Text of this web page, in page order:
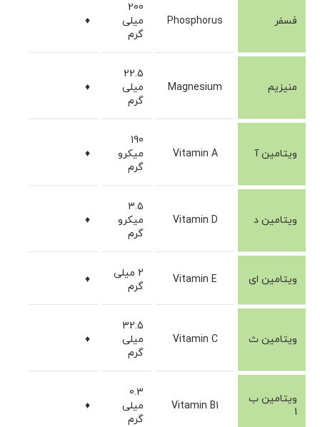
فسفر Phosphorus
200
میلی
گرم
♦
منیزیم Magnesium
22.5
میلی
گرم
♦
ویتامین آ Vitamin A
190
میکرو
گرم
♦
ویتامین د Vitamin D
3.5
میکرو
گرم
♦
ویتامین ای Vitamin E
2 میلی
گرم
♦
ویتامین ث Vitamin C
32.5
میلی
گرم
♦
ویتامین ب
1
Vitamin B1
0.3
میلی
گرم
♦